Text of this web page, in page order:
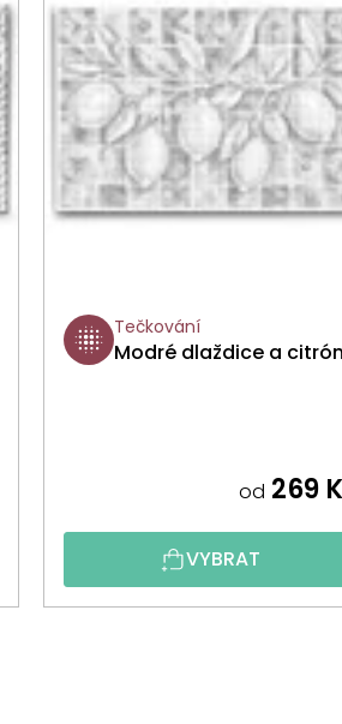
Tečkování
Modré dlaždice a
od 269
VYBRAT